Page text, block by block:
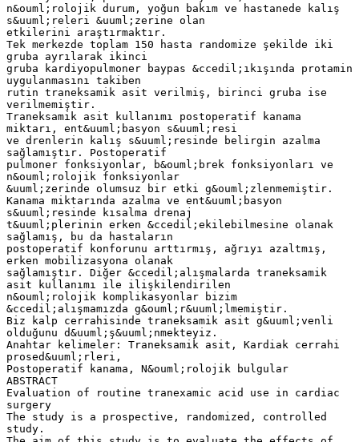
n&ouml;rolojik durum, yoğun bakım ve hastanede kalış
s&uuml;releri &uuml;zerine olan
etkilerini araştırmaktır.
Tek merkezde toplam 150 hasta randomize şekilde iki
gruba ayrılarak ikinci
gruba kardiyopulmoner baypas &ccedil;ıkışında protamin
uygulanmasını takiben
rutin traneksamik asit verilmiş, birinci gruba ise
verilmemiştir.
Traneksamik asit kullanımı postoperatif kanama
miktarı, ent&uuml;basyon s&uuml;resi
ve drenlerin kalış s&uuml;resinde belirgin azalma
sağlamıştır. Postoperatif
pulmoner fonksiyonlar, b&ouml;brek fonksiyonları ve
n&ouml;rolojik fonksiyonlar
&uuml;zerinde olumsuz bir etki g&ouml;zlenmemiştir.
Kanama miktarında azalma ve ent&uuml;basyon
s&uuml;resinde kısalma drenaj
t&uuml;plerinin erken &ccedil;ekilebilmesine olanak
sağlamış, bu da hastaların
postoperatif konforunu arttırmış, ağrıyı azaltmış,
erken mobilizasyona olanak
sağlamıştır. Diğer &ccedil;alışmalarda traneksamik
asit kullanımı ile ilişkilendirilen
n&ouml;rolojik komplikasyonlar bizim
&ccedil;alışmamızda g&ouml;r&uuml;lmemiştir.
Biz kalp cerrahisinde traneksamik asit g&uuml;venli
olduğunu d&uuml;ş&uuml;nmekteyiz.
Anahtar kelimeler: Traneksamik asit, Kardiak cerrahi
prosed&uuml;rleri,
Postoperatif kanama, N&ouml;rolojik bulgular
ABSTRACT
Evaluation of routine tranexamic acid use in cardiac
surgery
The study is a prospective, randomized, controlled
study.